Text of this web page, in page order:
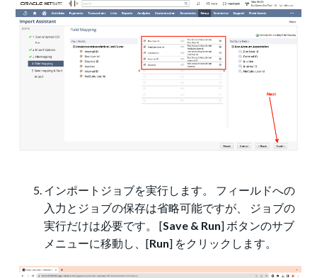
インポートジョブを実行します。 フィールドへの
入力とジョブの保存は省略可能ですが、 ジョブの
実行だけは必要です。 [Save & Run] ボタンのサブ
メニューに移動し、[Run] をクリックします。